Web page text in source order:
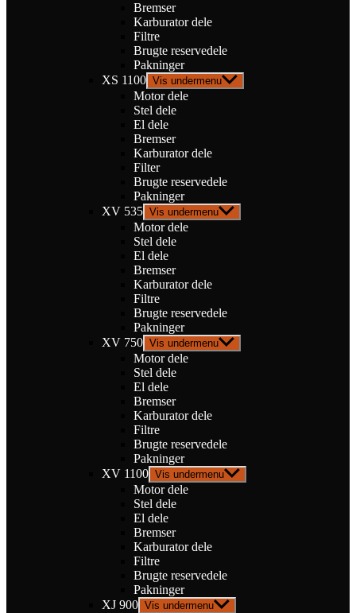
Bremser
Karburator dele
Filtre
Brugte reservedele
Pakninger
XS 1100 Vis undermenu
Motor dele
Stel dele
El dele
Bremser
Karburator dele
Filter
Brugte reservedele
Pakninger
XV 535 Vis undermenu
Motor dele
Stel dele
El dele
Bremser
Karburator dele
Filtre
Brugte reservedele
Pakninger
XV 750 Vis undermenu
Motor dele
Stel dele
El dele
Bremser
Karburator dele
Filtre
Brugte reservedele
Pakninger
XV 1100 Vis undermenu
Motor dele
Stel dele
El dele
Bremser
Karburator dele
Filtre
Brugte reservedele
Pakninger
XJ 900 Vis undermenu